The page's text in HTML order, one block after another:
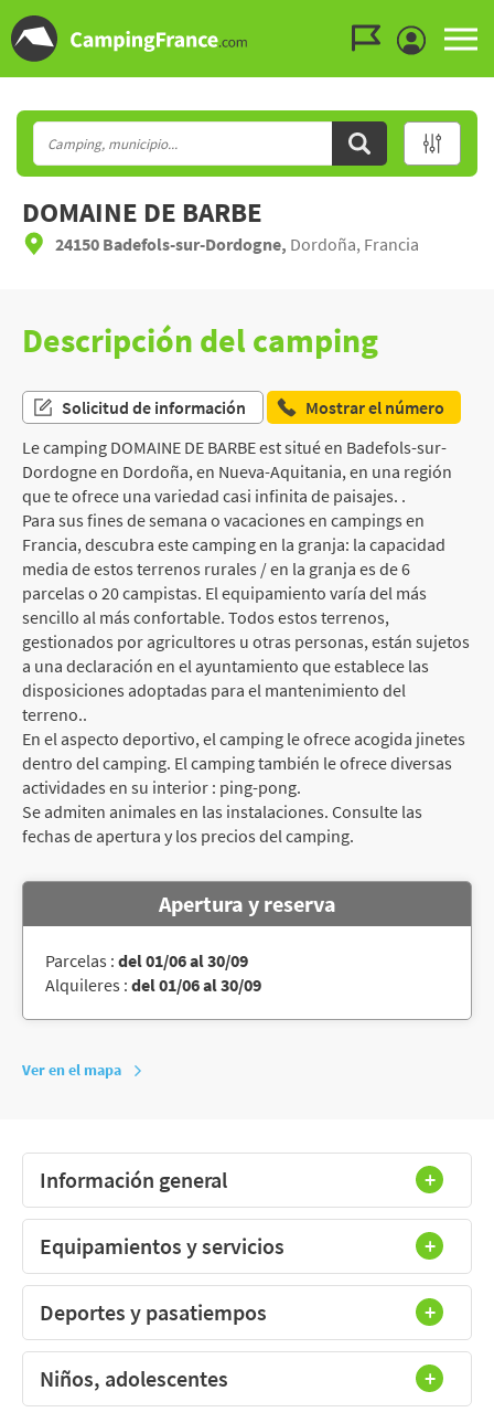
DOMAINE DE BARBE
24150 Badefols-sur-Dordogne, Dordoña, Francia
Descripción del camping
Solicitud de información
Mostrar el número
Le camping DOMAINE DE BARBE est situé en Badefols-sur-
Dordogne en Dordoña, en Nueva-Aquitania, en una región
que te ofrece una variedad casi infinita de paisajes. .
Para sus fines de semana o vacaciones en campings en
Francia, descubra este camping en la granja: la capacidad
media de estos terrenos rurales / en la granja es de 6
parcelas o 20 campistas. El equipamiento varía del más
sencillo al más confortable. Todos estos terrenos,
gestionados por agricultores u otras personas, están sujetos
a una declaración en el ayuntamiento que establece las
disposiciones adoptadas para el mantenimiento del
terreno..
En el aspecto deportivo, el camping le ofrece acogida jinetes
dentro del camping. El camping también le ofrece diversas
actividades en su interior : ping-pong.
Se admiten animales en las instalaciones. Consulte las
fechas de apertura y los precios del camping.
Apertura y reserva
Parcelas : del 01/06 al 30/09
Alquileres : del 01/06 al 30/09
Ver en el mapa
Información general
Equipamientos y servicios
Deportes y pasatiempos
Niños, adolescentes